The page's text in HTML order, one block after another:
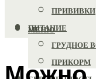
ПРИВИВКИ
ПИТАНИЕ
ГРУДНОЕ
ПРИКОРМ
МЕНЮ